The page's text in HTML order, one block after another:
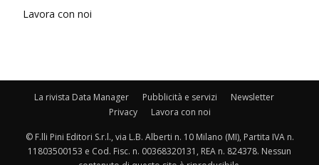
Lavora con noi
La rivista Data Manager Pubblicità e servizi
Newsletter
Privacy
Lavora con noi
© F.lli Pini Editori S.r.l., via L.B. Alberti n. 10 Milano (MI), Partita IVA n.
11803500153 e Cod. Fisc. n. 00368320131, REA n. 824378. Nessun